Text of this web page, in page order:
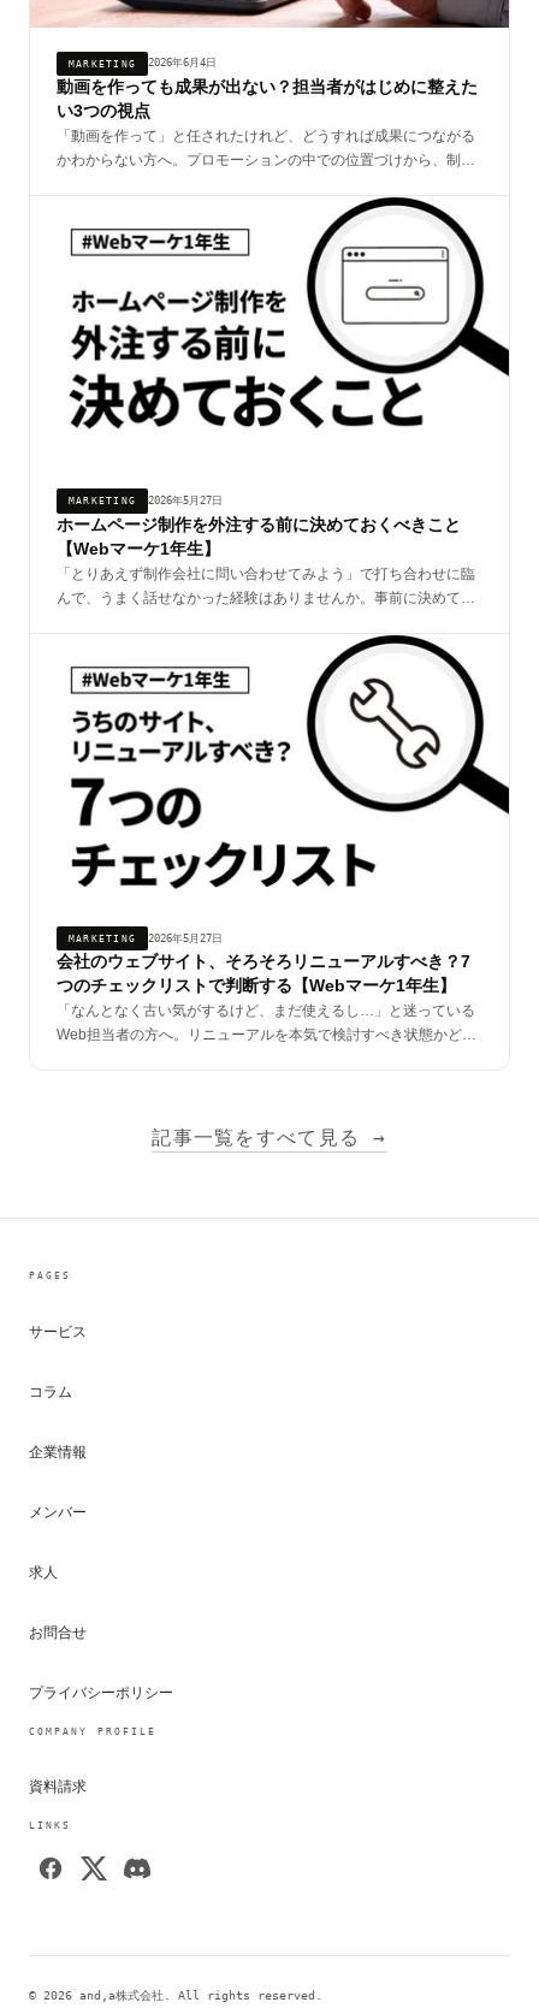
MARKETING 2026年6月4日
動画を作っても成果が出ない？担当者がはじめに整えた
い3つの視点
「動画を作って」と任されたけれど、どうすれば成果につながる
かわからない方へ。プロモーションの中での位置づけから、制作
MARKETING 2026年5月27日
ホームページ制作を外注する前に決めておくべきこと
【Webマーケ1年生】
「とりあえず制作会社に問い合わせてみよう」で打ち合わせに臨
んで、うまく話せなかった経験はありませんか。事前に決めてお
MARKETING 2026年5月27日
会社のウェブサイト、そろそろリニューアルすべき？7
つのチェックリストで判断する【Webマーケ1年生】
「なんとなく古い気がするけど、まだ使えるし…」と迷っている
Web担当者の方へ。リニューアルを本気で検討すべき状態かどう
記事一覧をすべて見る →
PAGES
サービス
コラム
企業情報
メンバー
求人
お問合せ
プライバシーポリシー
COMPANY PROFILE
資料請求
LINKS
© 2026 and,a株式会社. All rights reserved.